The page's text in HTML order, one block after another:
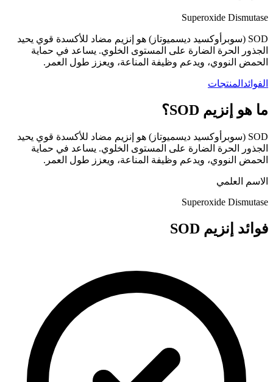
Superoxide Dismutase
SOD (سوبرأوكسيد ديسميوتاز) هو إنزيم مضاد للأكسدة قوي يحيد
الجذور الحرة الضارة على المستوى الخلوي. يساعد في حماية
الحمض النووي، ويدعم وظيفة المناعة، ويعزز طول العمر.
الفوائد المنتجات
ما هو إنزيم SOD؟
SOD (سوبرأوكسيد ديسميوتاز) هو إنزيم مضاد للأكسدة قوي يحيد
الجذور الحرة الضارة على المستوى الخلوي. يساعد في حماية
الحمض النووي، ويدعم وظيفة المناعة، ويعزز طول العمر.
الاسم العلمي
Superoxide Dismutase
فوائد إنزيم SOD